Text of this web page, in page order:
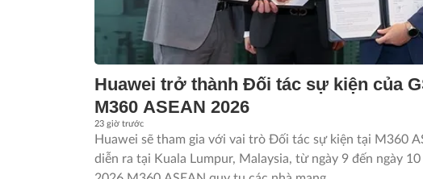
Huawei trở thành Đối tác sự kiện của
M360 ASEAN 2026
23 giờ trước
Huawei sẽ tham gia với vai trò Đối tác sự kiện tại M360
diễn ra tại Kuala Lumpur, Malaysia, từ ngày 9 đến ngày